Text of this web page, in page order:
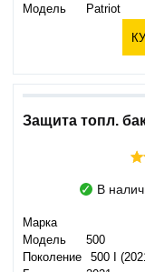
Модель
Patriot
Защита топл.
В
Марка
Модель
500
Поколение
500 I